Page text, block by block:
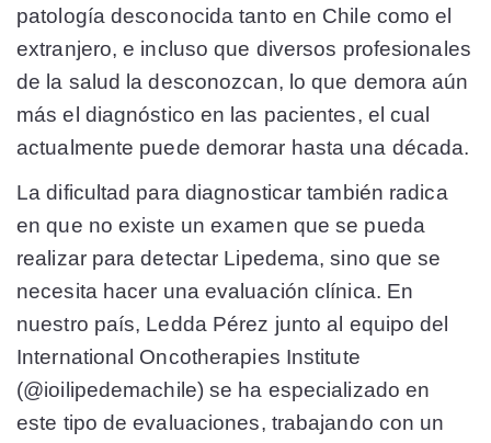
patología desconocida tanto en Chile como el
extranjero, e incluso que diversos profesionales
de la salud la desconozcan, lo que demora aún
más el diagnóstico en las pacientes, el cual
actualmente puede demorar hasta una década.
La dificultad para diagnosticar también radica
en que no existe un examen que se pueda
realizar para detectar Lipedema, sino que se
necesita hacer una evaluación clínica. En
nuestro país, Ledda Pérez junto al equipo del
International Oncotherapies Institute
(@ioilipedemachile) se ha especializado en
este tipo de evaluaciones, trabajando con un